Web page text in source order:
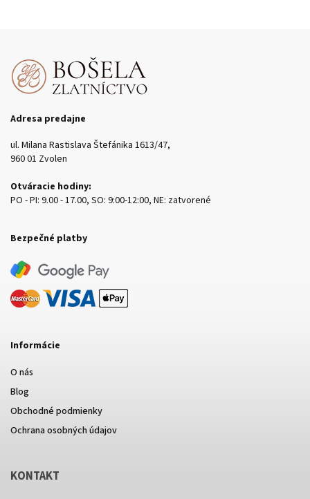
Adresa predajne
ul. Milana Rastislava Štefánika 1613/47,
960 01 Zvolen
Otváracie hodiny:
PO - PI: 9.00 - 17.00, SO: 9:00-12:00, NE: zatvorené
Bezpečné platby
Informácie
O nás
Blog
Obchodné podmienky
Ochrana osobných údajov
KONTAKT